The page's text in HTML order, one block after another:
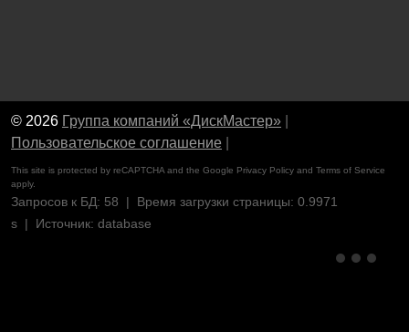
© 2026 Группа компаний «ДискМастер»
Пользовательское соглашение
This site is protected by reCAPTCHA and the Google Privacy Policy and Terms of Service
apply.
Запросов к БД: 58 | Время загрузки страницы: 0.9971
s | Источник: database